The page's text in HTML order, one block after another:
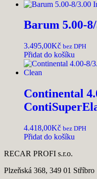
Barum 5.00-
3.495,00Kč bez DPH
Přidat do košíku
Continental
4.418,00Kč bez DPH
Přidat do košíku
RECAR PROFI s.r.o.
Plzeňská 368, 349 01 Stříbro